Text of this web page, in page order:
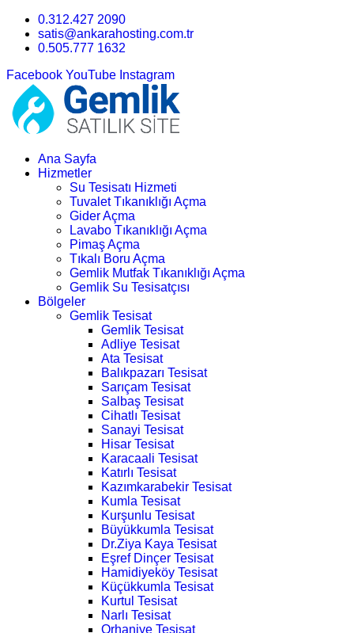
0.312.427 2090
satis@ankarahosting.com.tr
0.505.777 1632
Facebook YouTube Instagram
Ana Sayfa
Hizmetler
Su Tesisatı Hizmeti
Tuvalet Tıkanıklığı Açma
Gider Açma
Lavabo Tıkanıklığı Açma
Pimaş Açma
Tıkalı Boru Açma
Gemlik Mutfak Tıkanıklığı Açma
Gemlik Su Tesisatçısı
Bölgeler
Gemlik Tesisat
Gemlik Tesisat
Adliye Tesisat
Ata Tesisat
Balıkpazarı Tesisat
Sarıçam Tesisat
Salbaş Tesisat
Cihatlı Tesisat
Sanayi Tesisat
Hisar Tesisat
Karacaali Tesisat
Katırlı Tesisat
Kazımkarabekir Tesisat
Kumla Tesisat
Kurşunlu Tesisat
Büyükkumla Tesisat
Dr.Ziya Kaya Tesisat
Eşref Dinçer Tesisat
Hamidiyeköy Tesisat
Küçükkumla Tesisat
Kurtul Tesisat
Narlı Tesisat
Orhaniye Tesisat